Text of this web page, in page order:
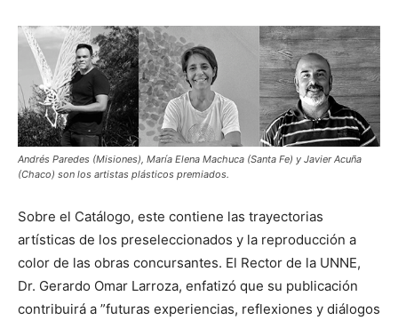
Andrés Paredes (Misiones), María Elena Machuca (Santa Fe) y Javier Acuña
(Chaco) son los artistas plásticos premiados.
Sobre el Catálogo, este contiene las trayectorias
artísticas de los preseleccionados y la reproducción a
color de las obras concursantes. El Rector de la UNNE,
Dr. Gerardo Omar Larroza, enfatizó que su publicación
contribuirá a ”futuras experiencias, reflexiones y diálogos